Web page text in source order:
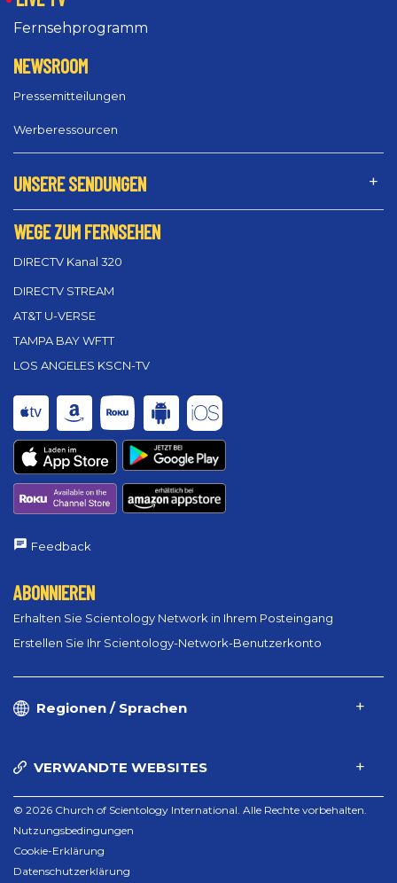
Fernsehprogramm
NEWSROOM
Pressemitteilungen
Werberessourcen
UNSERE SENDUNGEN
WEGE ZUM FERNSEHEN
DIRECTV Kanal 320
DIRECTV STREAM
AT&T U-VERSE
TAMPA BAY WFTT
LOS ANGELES KSCN-TV
Feedback
ABONNIEREN
Erhalten Sie Scientology Network in Ihrem Posteingang
Erstellen Sie Ihr Scientology-Network-Benutzerkonto
Regionen / Sprachen
VERWANDTE WEBSITES
© 2026 Church of Scientology International. Alle Rechte vorbehalten.
Nutzungsbedingungen
Cookie-Erklärung
Datenschutzerklärung